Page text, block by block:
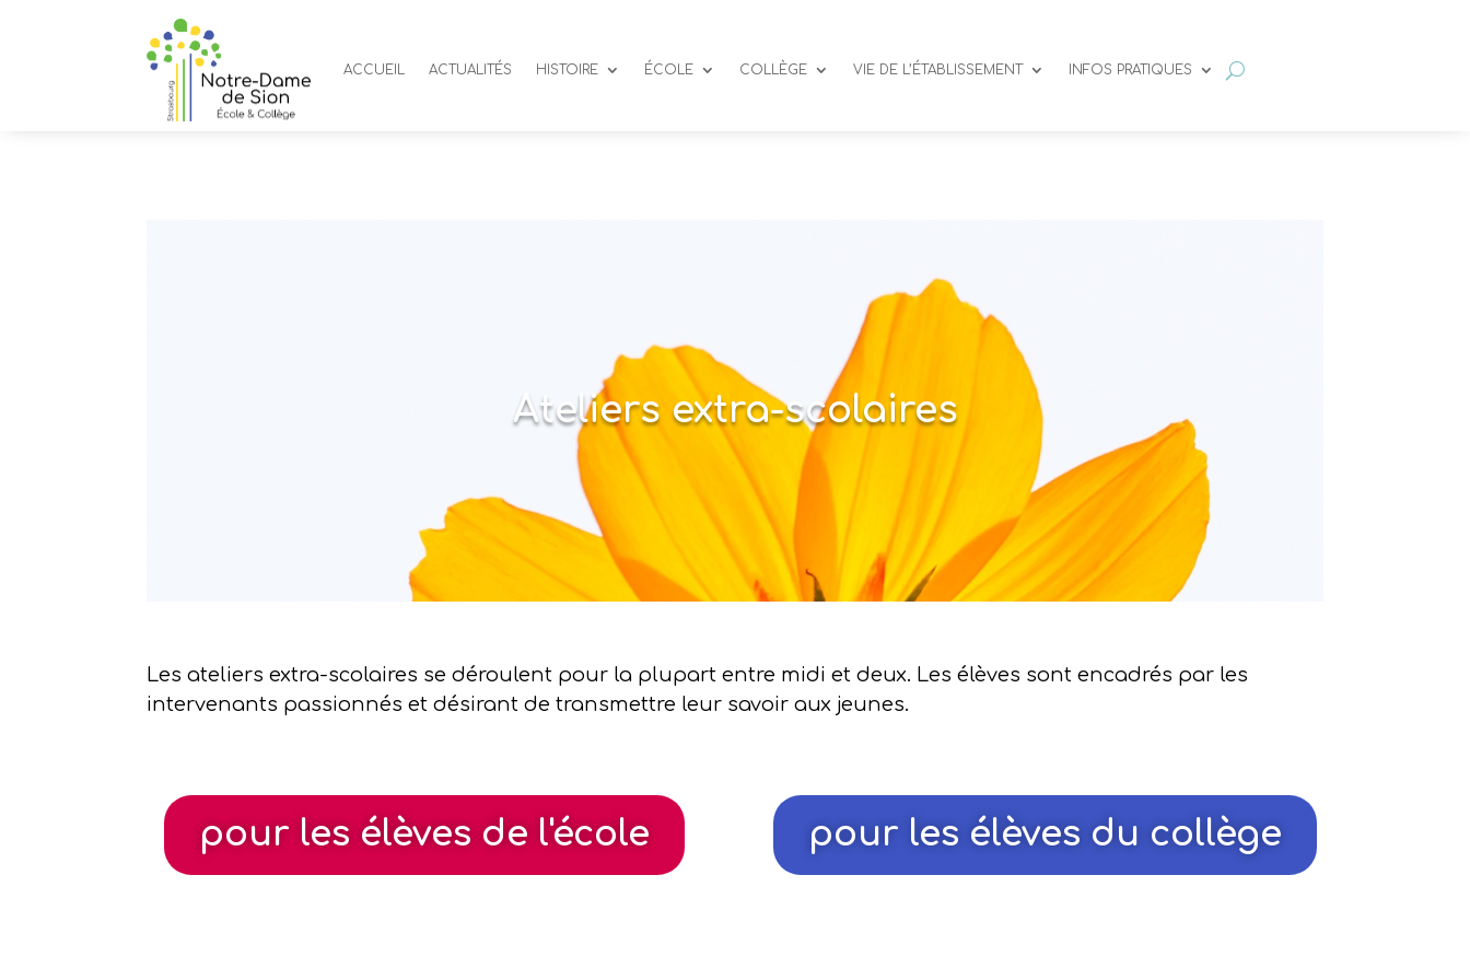
ACCUEIL ACTUALITÉS HISTOIRE ÉCOLE COLLÈGE VIE DE L’ÉTABLISSEMENT INFOS PRATIQUES
Ateliers extra-scolaires
Les ateliers extra-scolaires se déroulent pour la plupart entre midi et deux. Les élèves sont encadrés par les
intervenants passionnés et désirant de transmettre leur savoir aux jeunes.
pour les élèves de l'école pour les élèves du collège